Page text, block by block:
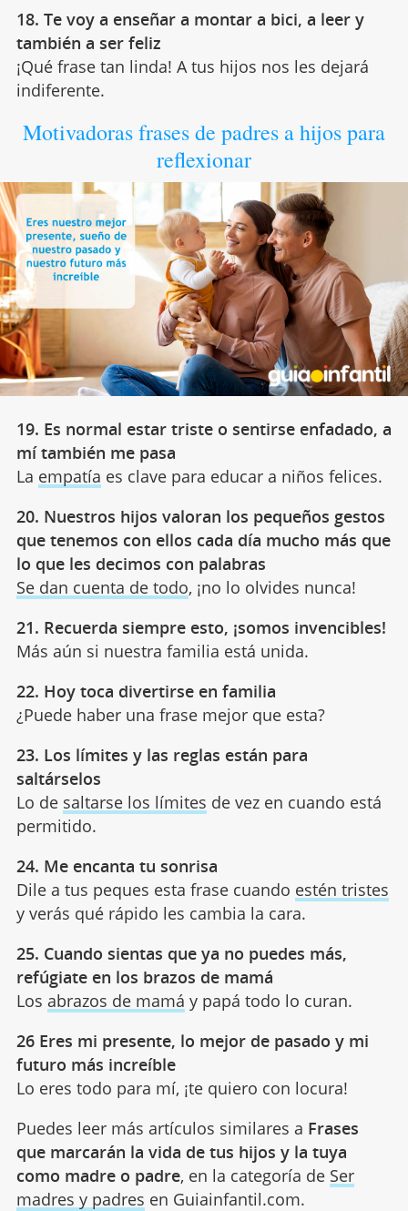
18. Te voy a enseñar a montar a bici, a leer y
también a ser feliz
¡Qué frase tan linda! A tus hijos nos les dejará
indiferente.
Motivadoras frases de padres a hijos para
reflexionar
19. Es normal estar triste o sentirse enfadado, a
mí también me pasa
La empatía es clave para educar a niños felices.
20. Nuestros hijos valoran los pequeños gestos
que tenemos con ellos cada día mucho más que
lo que les decimos con palabras
Se dan cuenta de todo, ¡no lo olvides nunca!
21. Recuerda siempre esto, ¡somos invencibles!
Más aún si nuestra familia está unida.
22. Hoy toca divertirse en familia
¿Puede haber una frase mejor que esta?
23. Los límites y las reglas están para
saltárselos
Lo de saltarse los límites de vez en cuando está
permitido.
24. Me encanta tu sonrisa
Dile a tus peques esta frase cuando estén tristes
y verás qué rápido les cambia la cara.
25. Cuando sientas que ya no puedes más,
refúgiate en los brazos de mamá
Los abrazos de mamá y papá todo lo curan.
26 Eres mi presente, lo mejor de pasado y mi
futuro más increíble
Lo eres todo para mí, ¡te quiero con locura!
Puedes leer más artículos similares a Frases
que marcarán la vida de tus hijos y la tuya
como madre o padre, en la categoría de Ser
madres y padres en Guiainfantil.com.